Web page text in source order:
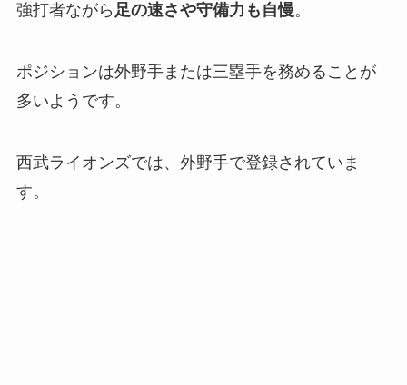
強打者ながら 足の速さや守備力も自慢。
ポジションは外野手または三塁手を務めることが
多いようです。
西武ライオンズでは、外野手で登録されていま
す。